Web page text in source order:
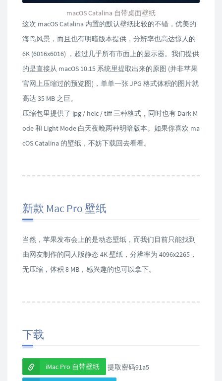
macOS Catalina 自带桌面壁纸
这次 macOS Catalina 内置的默认壁纸比较的不错，优美的
海岛风景，而且也有明暗版本提供，分辨率也高达惊人的
6K (6016x6016) ，超过几乎所有市面上的显示器。我们提供
的是直接从 macOS 10.15 系统里提取出来的原图 (并非苹果
官网上压缩过的预览图)，单单一张 JPG 格式体积的图片就
高达 35 MB 之巨。
压缩包里提供了 jpg / heic / tiff 三种格式，同时也有 Dark M
ode 和 Light Mode 白天夜晚两种明暗版本。如果你喜欢 ma
cOS Catalina 的壁纸，不妨下载回去看看。
新款 Mac Pro 壁纸
当然，苹果发布会上的是动态壁纸，而我们目前只能找到
由网友制作的同人版静态 4K 壁纸，分辨率为 4096x2265，
无压缩，体积 8 MB，感兴趣的也可以拿下。
下载
iMac Pro 自带壁纸 提取密码91a5